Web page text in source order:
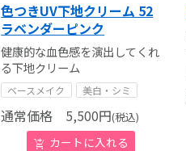
色つきUV下地クリーム 52
ラベンダーピンク
健康的な血色感を演出してくれ
る下地クリーム
ベースメイク 美白・シミ
通常価格 5,500円(税込)